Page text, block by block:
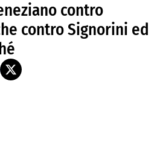
contro
contro Signorini ed